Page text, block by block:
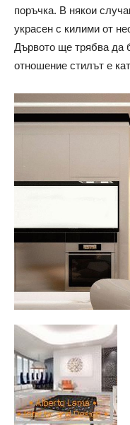
поръчка. В някои
украсен с килими от
Дървото ще трябва да
отношение стилът е